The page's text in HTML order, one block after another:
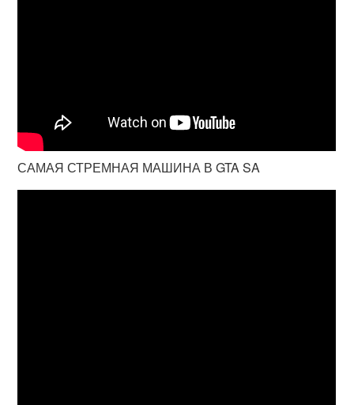
САМАЯ СТРЕМНАЯ МАШИНА В GTA SA